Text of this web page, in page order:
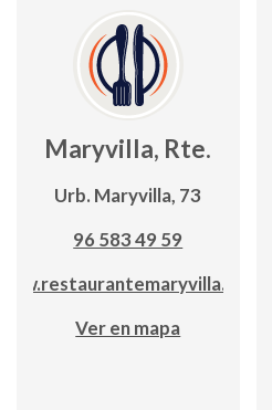
Maryvilla, Rte.
Urb. Maryvilla, 73
96 583 49 59
Ver en mapa